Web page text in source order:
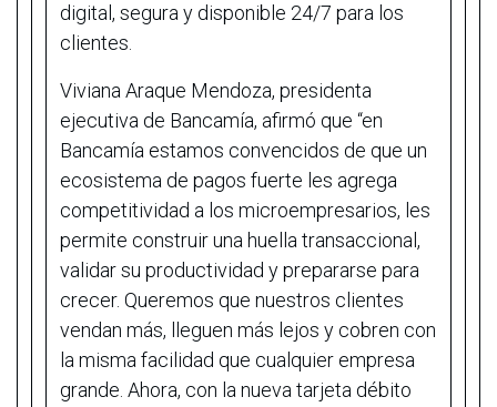
digital, segura y disponible 24/7 para los
clientes.
Viviana Araque Mendoza, presidenta
ejecutiva de Bancamía, afirmó que “en
Bancamía estamos convencidos de que un
ecosistema de pagos fuerte les agrega
competitividad a los microempresarios, les
permite construir una huella transaccional,
validar su productividad y prepararse para
crecer. Queremos que nuestros clientes
vendan más, lleguen más lejos y cobren con
la misma facilidad que cualquier empresa
grande. Ahora, con la nueva tarjeta débito